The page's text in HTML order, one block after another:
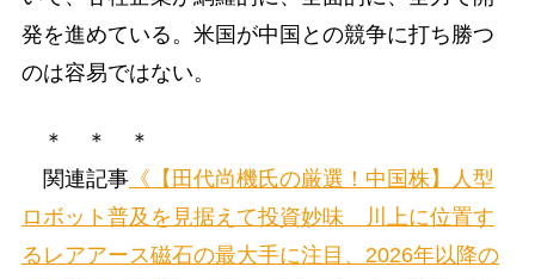
発を進めている。米国が中国との競争に打ち勝つ
のは容易ではない。
＊ ＊ ＊
関連記事《【田代尚機氏の厳選！中国株】人型
ロボット普及を見据えて投資妙味 川上に位置す
るレアアース磁石の最大手に注目、2026年以降の